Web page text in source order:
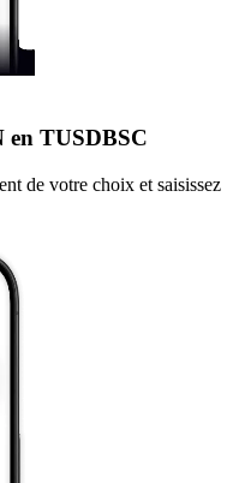
TUSDBSC
de votre choix et saisissez